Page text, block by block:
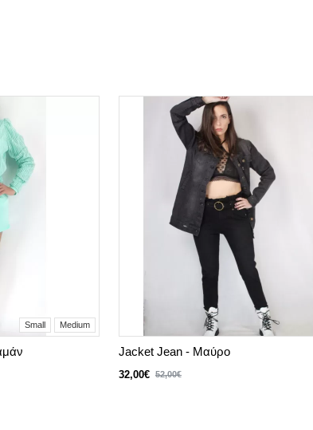
Small Medium
Jacket Jean - Μαύρο
32,00€ 52,00€